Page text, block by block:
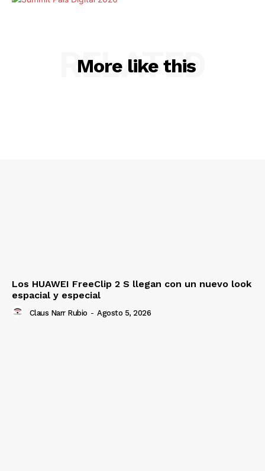
More like this
RELATED
Los HUAWEI FreeClip 2 S llegan con un nuevo look
espacial y especial
Claus Narr Rubio - Agosto 5, 2026